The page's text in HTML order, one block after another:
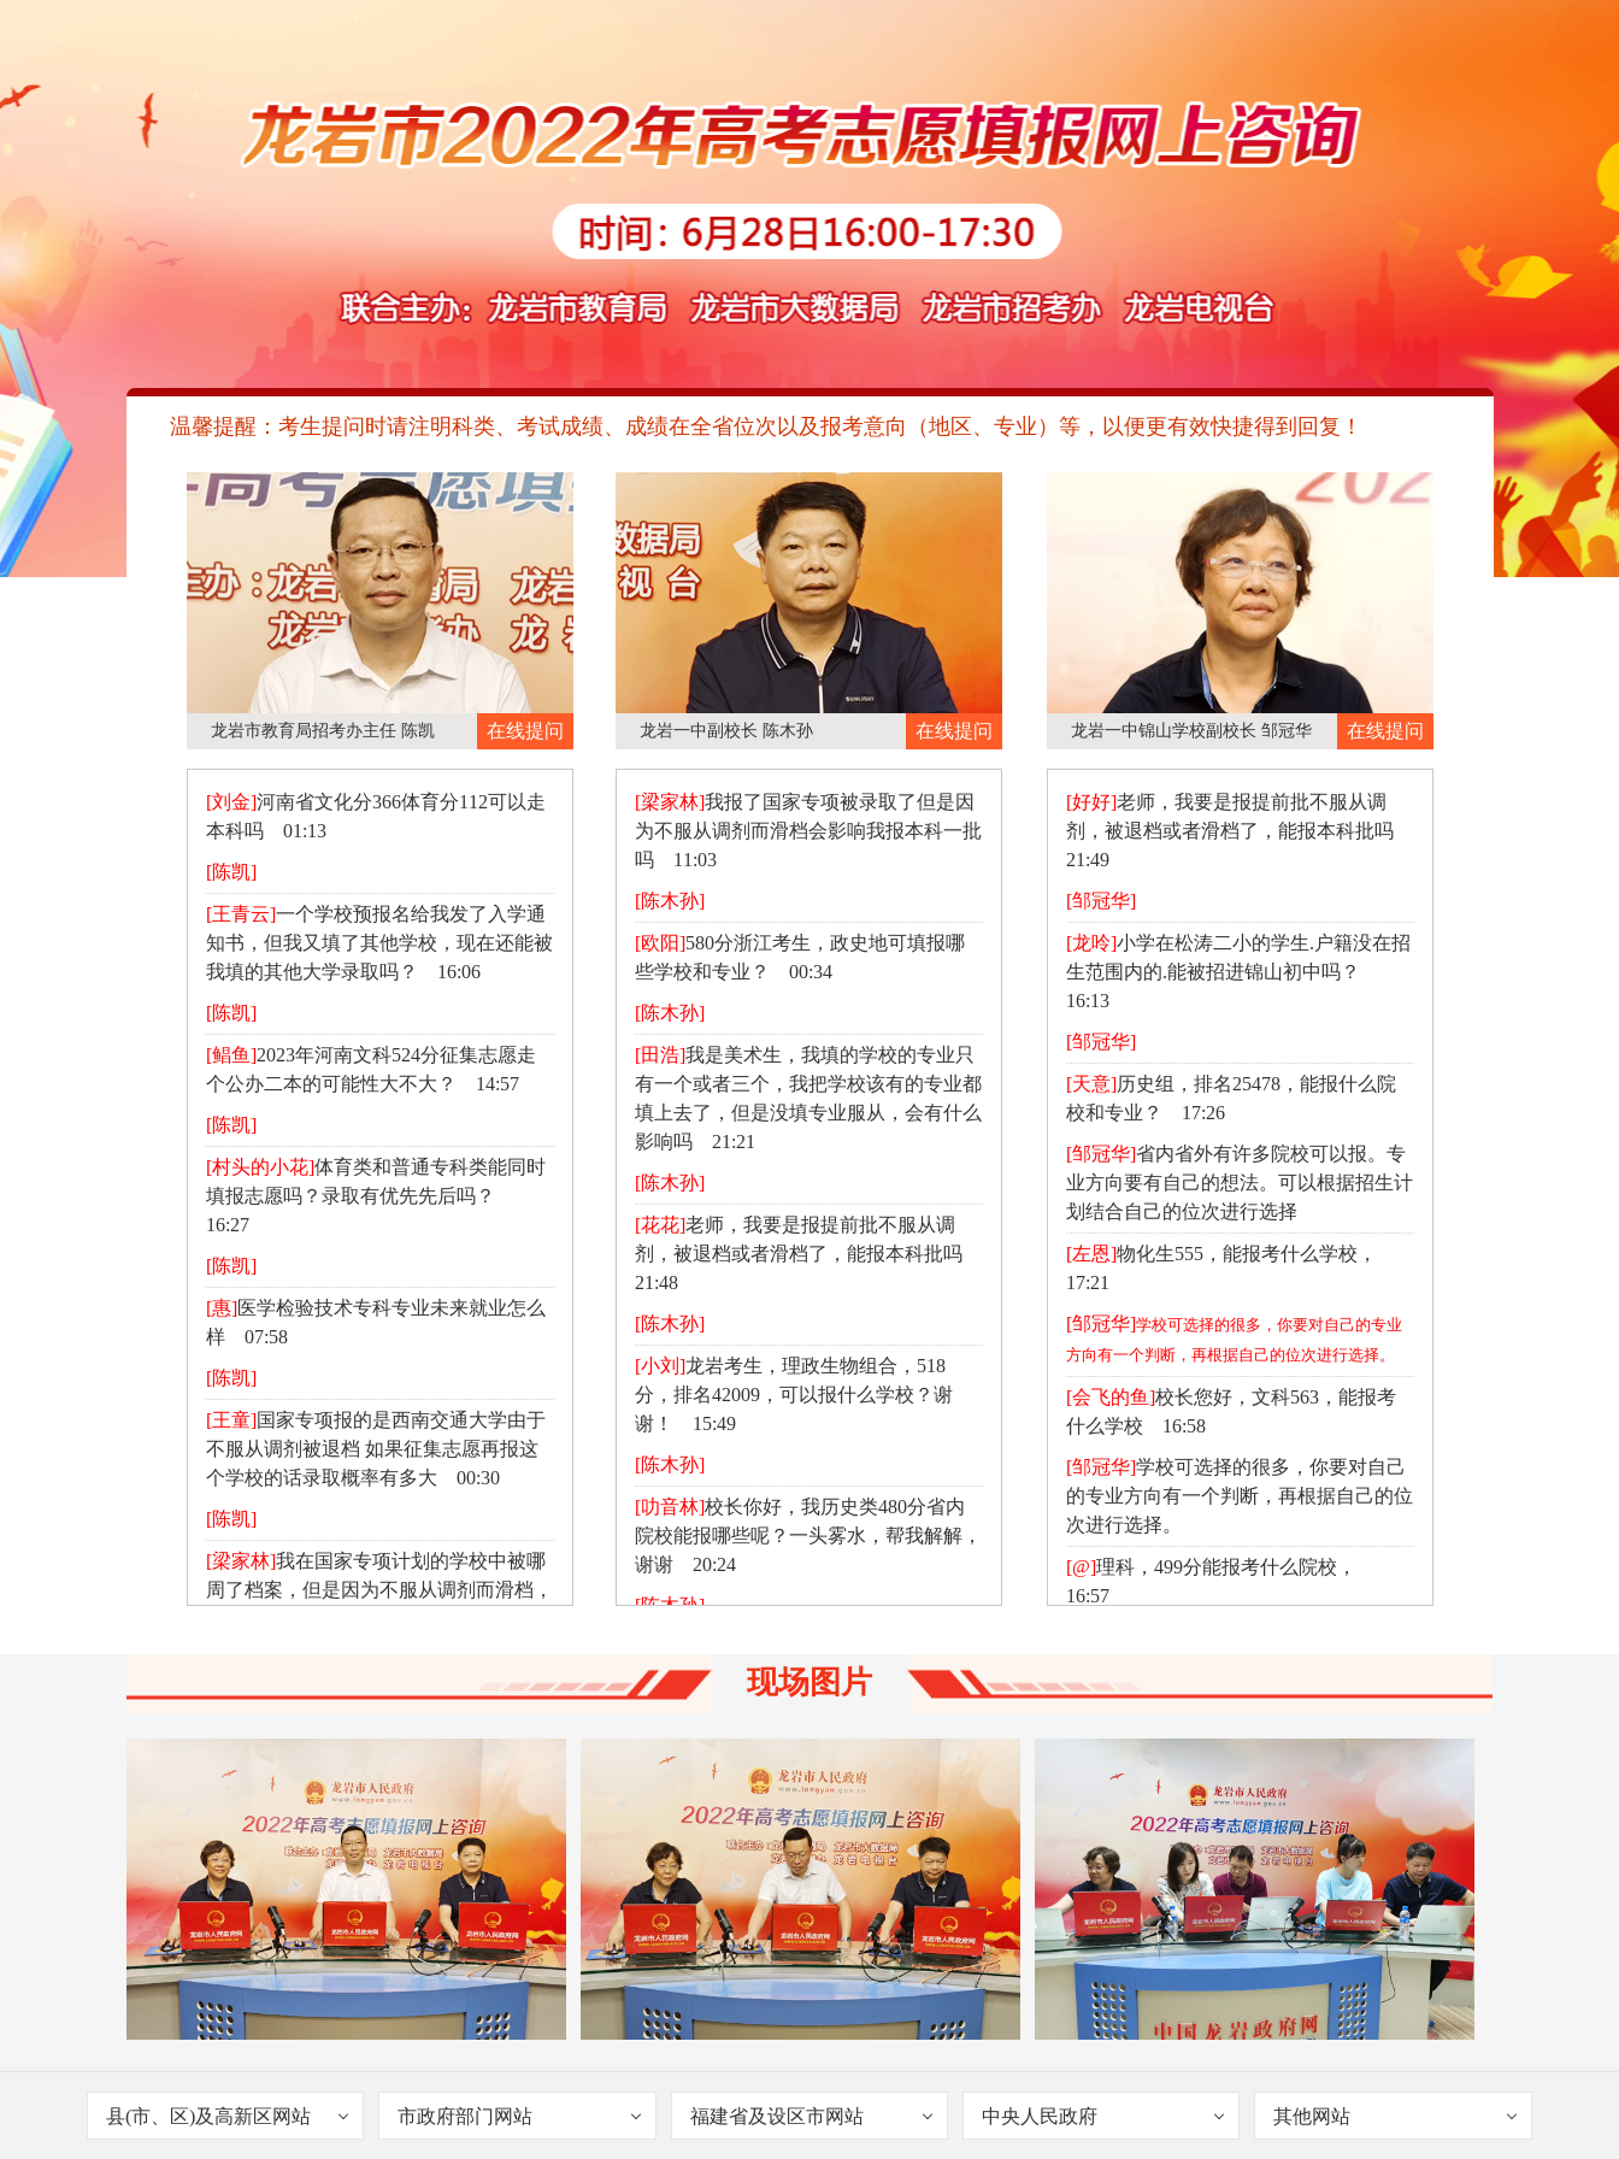
温馨提醒：考生提问时请注明科类、考试成绩、成绩在全省位次以及报考意向（地区、专业）等，以便更有效快捷得到回复！
龙岩市教育局招考办主任 陈凯 在线提问
[刘金]河南省文化分366体育分112可以走
本科吗 01:13
[陈凯]
[王青云]一个学校预报名给我发了入学通
知书，但我又填了其他学校，现在还能被
我填的其他大学录取吗？ 16:06
[陈凯]
[鲳鱼]2023年河南文科524分征集志愿走
个公办二本的可能性大不大？ 14:57
[陈凯]
[村头的小花]体育类和普通专科类能同时
填报志愿吗？录取有优先先后吗？
16:27
[陈凯]
[惠]医学检验技术专科专业未来就业怎么
样 07:58
[陈凯]
[王童]国家专项报的是西南交通大学由于
不服从调剂被退档 如果征集志愿再报这
个学校的话录取概率有多大 00:30
[陈凯]
[梁家林]我在国家专项计划的学校中被哪
周了档案，但是因为不服从调剂而滑档，
[田浩]我是美术生，我填的学校的专业只
影响吗 21:20
[陈凯]
[胡] 湖北604报临床医学报哪个 21:15
[陈凯]
[芳芳]历史类，家里人让我在医生和老师
之中选择一个，哪一个更好 09:08
[陈凯]
345分能报考深圳什么大学，适合女生的
专业有什么 三本有没有分数差合适的，
龙岩一中副校长 陈木孙 在线提问
[梁家林]我报了国家专项被录取了但是因
为不服从调剂而滑档会影响我报本科一批
吗 11:03
[陈木孙]
[欧阳]580分浙江考生，政史地可填报哪
些学校和专业？ 00:34
[陈木孙]
[田浩]我是美术生，我填的学校的专业只
有一个或者三个，我把学校该有的专业都
填上去了，但是没填专业服从，会有什么
影响吗 21:21
[陈木孙]
[花花]老师，我要是报提前批不服从调
剂，被退档或者滑档了，能报本科批吗
21:48
[陈木孙]
[小刘]龙岩考生，理政生物组合，518
分，排名42009，可以报什么学校？谢
谢！ 15:49
[陈木孙]
[叻音林]校长你好，我历史类480分省内
院校能报哪些呢？一头雾水，帮我解解，
谢谢 20:24
[陈木孙]
院校能报哪些呢？一头雾水，帮我解解，
谢谢 20:24
25297 18:21
[陈木孙]
[Even]
老师：物化生598，排名8913，可
以报哪些学校， 17:08
[陈木孙]武汉理工，东北师范大学，西南
交通大学，郑州大学等。
[乘风破浪]
校？ 17:04
[高山流水]陈校长，怎样避开我绝对不想
龙岩一中锦山学校副校长 邹冠华 在线提问
[好好]老师，我要是报提前批不服从调
剂，被退档或者滑档了，能报本科批吗
21:49
[邹冠华]
[龙呤]小学在松涛二小的学生.户籍没在招
生范围内的.能被招进锦山初中吗？
16:13
[邹冠华]
[天意]历史组，排名25478，能报什么院
校和专业？ 17:26
[邹冠华]省内省外有许多院校可以报。专
业方向要有自己的想法。可以根据招生计
划结合自己的位次进行选择
[左恩]物化生555，能报考什么学校，
17:21
[邹冠华]学校可选择的很多，你要对自己的专业
方向有一个判断，再根据自己的位次进行选择。
[会飞的鱼]校长您好，文科563，能报考
什么学校 16:58
[邹冠华]学校可选择的很多，你要对自己
的专业方向有一个判断，再根据自己的位
次进行选择。
[@]理科，499分能报考什么院校，
16:57
参考下：广东海洋大学、大连民族大学，
老师您好，我想请问一下龙岩学院
（不限户籍）和龙岩学院（面向龙岩）在
填报志愿的时候是要分成两栏报名吗？我
是龙岩户籍的 16:42
[邹冠华] 要的，要分2个专业组来填报。
[小徐]老师您好，我想请问一下龙岩学院
（不限户籍）和龙岩学院（面向龙岩）在
填报志愿的时候是要分成两栏报名吗？我
[邹冠华]要分成2个专业组报
[0点]理科450，请问省内、省外能报什么
现场图片
县(市、区)及高新区网站 市政府部门网站 福建省及设区市网站 中央人民政府 其他网站